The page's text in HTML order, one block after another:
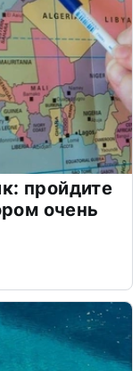
пройдите
очень